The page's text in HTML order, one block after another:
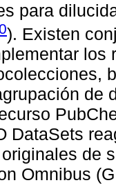
para
). Existen
los
de
DataSets
de
Omnibus